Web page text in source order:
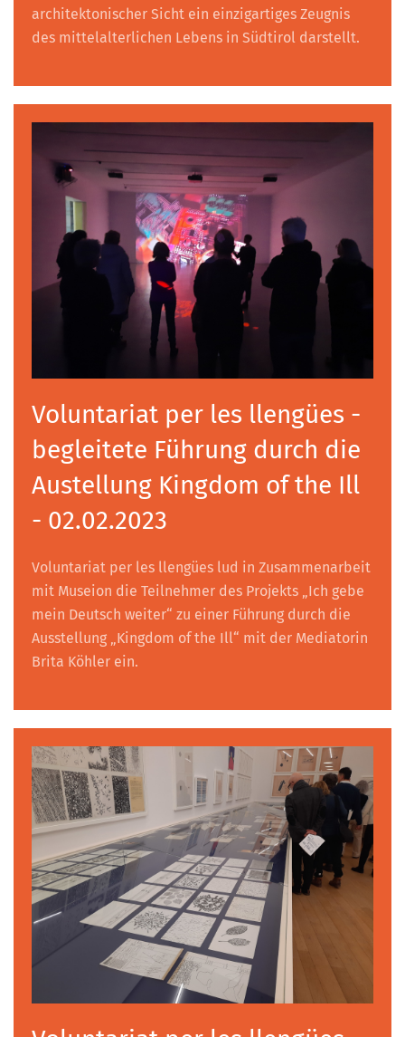
architektonischer Sicht ein einzigartiges Zeugnis
des mittelalterlichen Lebens in Südtirol darstellt.
Voluntariat per les llengües -
begleitete Führung durch die
Austellung Kingdom of the Ill
- 02.02.2023
Voluntariat per les llengües lud in Zusammenarbeit
mit Museion die Teilnehmer des Projekts „Ich gebe
mein Deutsch weiter“ zu einer Führung durch die
Ausstellung „Kingdom of the Ill“ mit der Mediatorin
Brita Köhler ein.